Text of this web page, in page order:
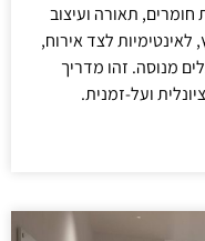
תאורה ועיצוב
לאינטימיות לצד אירוח,
מנוסה. זהו מדריך
ועל-זמנית.